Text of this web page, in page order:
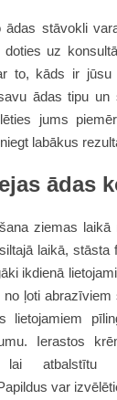
stāvokli
doties uz
to, kāds ir
ādas tipu un
jums
labākus
ādas
ziemas laikā
laikā, stāsta
ikdienā
ļoti abrazīviem
lietojamiem
Ierastos
lai
var